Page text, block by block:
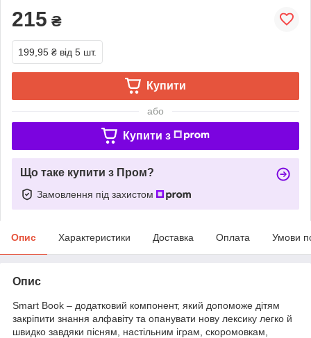
215 ₴
199,95 ₴ від 5 шт.
Купити
або
Купити з
Що таке купити з Пром?
Замовлення під захистом
Опис Характеристики Доставка Оплата Умови
Опис
Smart Book – додатковий компонент, який допоможе дітям
закріпити знання алфавіту та опанувати нову лексику легко й
швидко завдяки пісням, настільним іграм, скоромовкам,